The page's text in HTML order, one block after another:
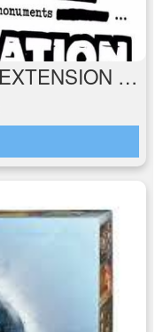
OPERATION ZEBRE + EXTENSION BD